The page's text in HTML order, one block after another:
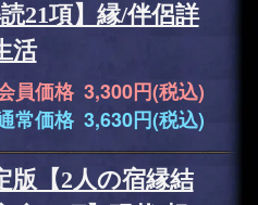
21項】縁/伴侶詳
活
員価格 3,300円(税込)
常価格 3,630円(税込)
版【2人の宿縁結